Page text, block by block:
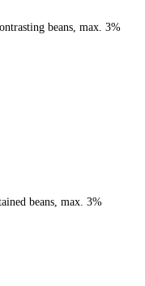
beans, max. 3%
beans, max. 3%